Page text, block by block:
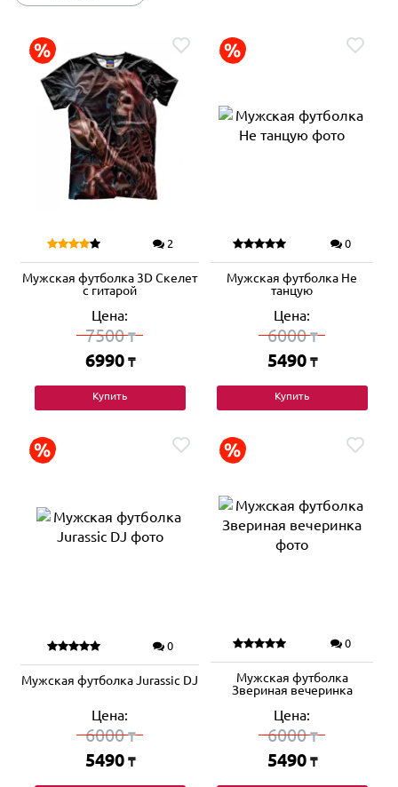
2
Мужская футболка 3D Скелет
с гитарой
Цена:
7500₸
6990 ₸
Купить
0
Мужская футболка Не
танцую
Цена:
6000₸
5490 ₸
Купить
0
Мужская футболка Jurassic DJ
Цена:
6000₸
5490 ₸
0
Мужская футболка
Звериная вечеринка
Цена:
6000₸
5490 ₸